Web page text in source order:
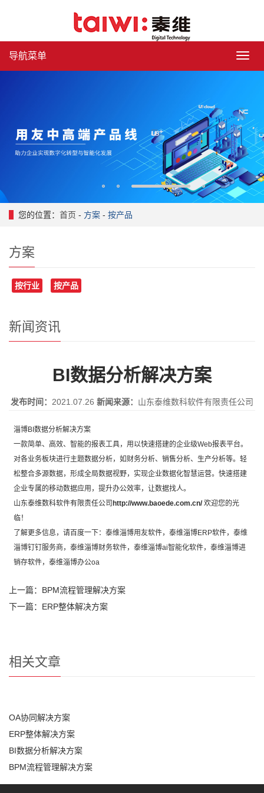
导
导航菜单
4
您的位置： 首页 - 方案 - 按产品
方案
按行业 按产品
新闻资讯
BI数据分析解决方案
发布时间： 2021.07.26 新闻来源： 山东泰维数科软件有限责任公司
淄博BI数据分析解决方案
一款简单、高效、智能的报表工具，用以快速搭建的企业级Web报表平台。
对各业务板块进行主题数据分析，如财务分析、销售分析、生产分析等。轻
松整合多源数据，形成全局数据视野，实现企业数据化智慧运营。快速搭建
企业专属的移动数据应用，提升办公效率，让数据找人。
山东泰维数科软件有限责任公司 http://www.baoede.com.cn/欢迎您的光
临！
了解更多信息，请百度一下：泰维淄博用友软件，泰维淄博ERP软件，泰维
淄博钉钉服务商 ，泰维淄博财务软件，泰维淄博ai智能化软件，泰维淄博进
销存软件，泰维淄博办公oa
上一篇： BPM流程管理解决方案
下一篇： ERP整体解决方案
相关文章
OA协同解决方案
ERP整体解决方案
BI数据分析解决方案
BPM流程管理解决方案